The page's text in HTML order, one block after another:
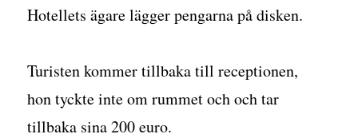
Hotellets ägare lägger pengarna på disken.
Turisten kommer tillbaka till receptionen,
hon tyckte inte om rummet och och tar
tillbaka sina 200 euro.